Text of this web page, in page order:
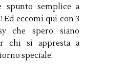
spunto semplice a
Ed eccomi qui con 3
che spero siano
chi si appresta a
speciale!